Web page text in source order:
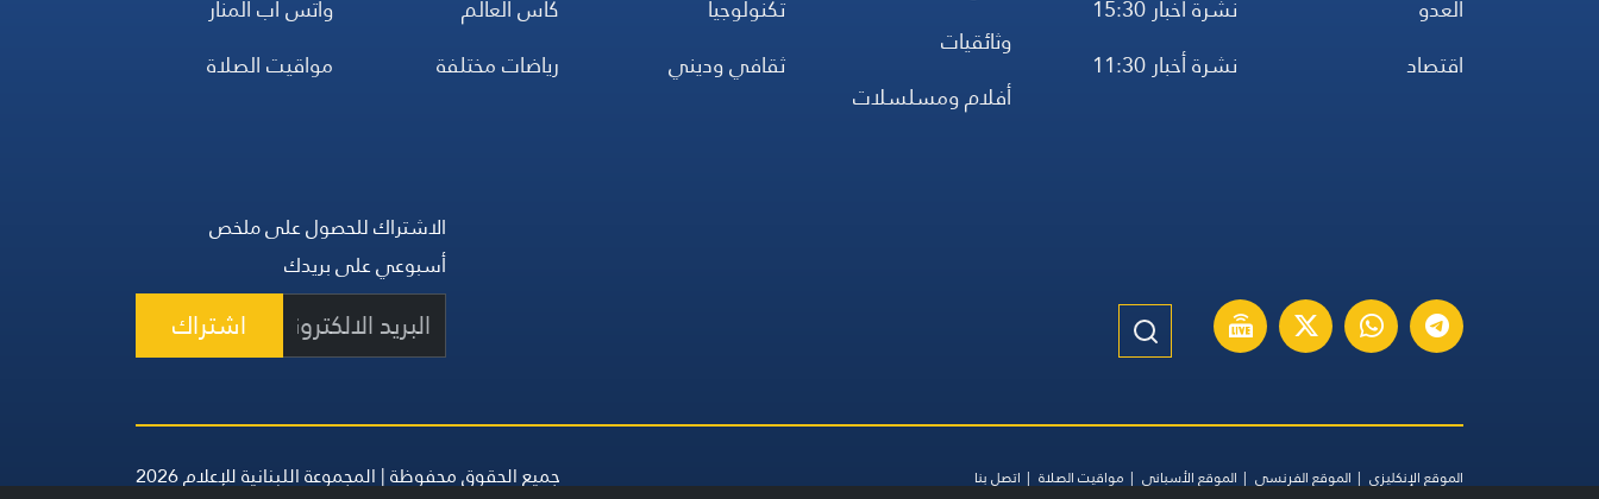
العدو
اقتصاد
نشرة أخبار 15:30
نشرة أخبار 11:30
وثائقيات
أفلام ومسلسلات
تكنولوجيا
ثقافي وديني
كأس العالم
رياضات مختلفة
واتس اب المنار
مواقيت الصلاة
الاشتراك للحصول على ملخص
أسبوعي على بريدك
اشتراك
الموقع الإنكليزي الموقع الفرنسي الموقع الأسباني مواقيت الصلاة اتصل بنا جميع الحقوق محفوظة | المجموعة اللبنانية للإعلام 2026